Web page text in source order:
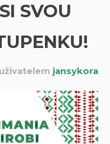
SVOU
uživatelem jansykora